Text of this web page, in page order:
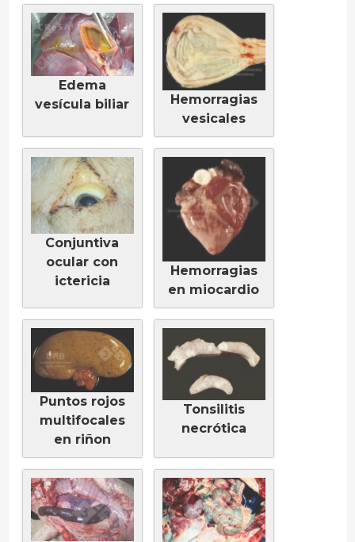
Edema
vesícula biliar
Hemorragias
vesicales
Conjuntiva
ocular con
ictericia
Hemorragias
en miocardio
Puntos rojos
multifocales
en riñon
Tonsilitis
necrótica